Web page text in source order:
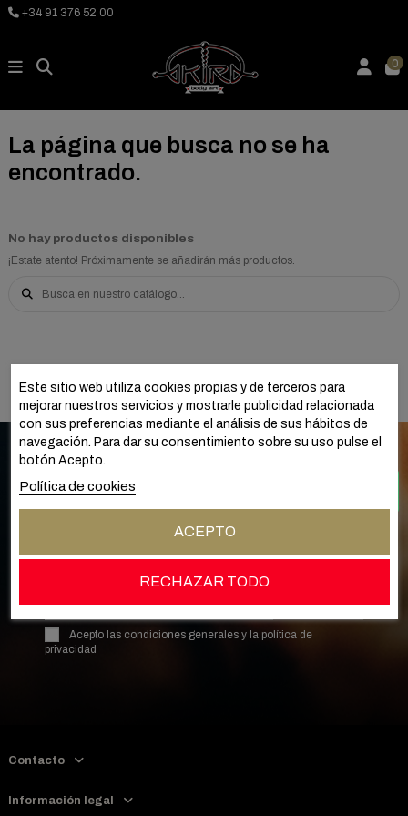
+34 91 376 52 00
0
La página que busca no se ha
encontrado.
No hay productos disponibles
¡Estate atento! Próximamente se añadirán más productos.
SUSCRÍBETE A NUESTRO BOLETÍN
DE NOTICAS
Suscribirse
Acepto las condiciones generales y la política de
privacidad
Contacto
Información legal
Este sitio web utiliza cookies propias y de terceros para
mejorar nuestros servicios y mostrarle publicidad relacionada
con sus preferencias mediante el análisis de sus hábitos de
navegación. Para dar su consentimiento sobre su uso pulse el
botón Acepto.
Política de cookies
RECHAZAR TODO
ACEPTO